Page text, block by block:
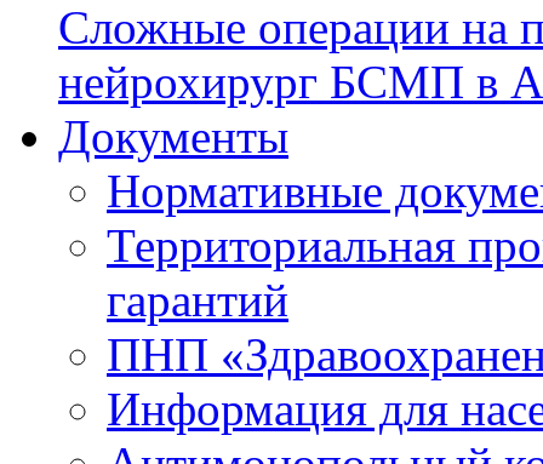
Сложные операции на
нейрохирург БСМП в
Документы
Нормативные
Территориальная
гарантий
ПНП
Информация для